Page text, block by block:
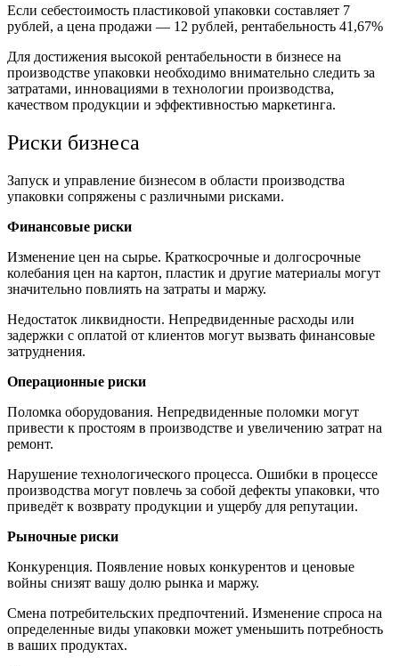
Если себестоимость пластиковой упаковки составляет 7
рублей, а цена продажи — 12 рублей, рентабельность 41,67%
Для достижения высокой рентабельности в бизнесе на
производстве упаковки необходимо внимательно следить за
затратами, инновациями в технологии производства,
качеством продукции и эффективностью маркетинга.
Риски бизнеса
Запуск и управление бизнесом в области производства
упаковки сопряжены с различными рисками.
Финансовые риски
Изменение цен на сырье. Краткосрочные и долгосрочные
колебания цен на картон, пластик и другие материалы могут
значительно повлиять на затраты и маржу.
Недостаток ликвидности. Непредвиденные расходы или
задержки с оплатой от клиентов могут вызвать финансовые
затруднения.
Операционные риски
Поломка оборудования. Непредвиденные поломки могут
привести к простоям в производстве и увеличению затрат на
ремонт.
Нарушение технологического процесса. Ошибки в процессе
производства могут повлечь за собой дефекты упаковки, что
приведёт к возврату продукции и ущербу для репутации.
Рыночные риски
Конкуренция. Появление новых конкурентов и ценовые
войны снизят вашу долю рынка и маржу.
Смена потребительских предпочтений. Изменение спроса на
определенные виды упаковки может уменьшить потребность
в ваших продуктах.